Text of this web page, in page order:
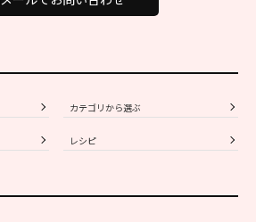
カテゴリから選ぶ
レシピ